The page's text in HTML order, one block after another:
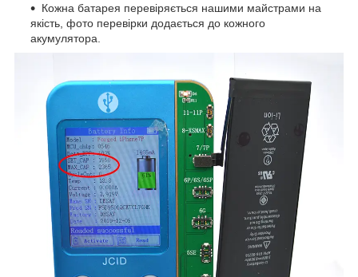
Кожна батарея перевіряється нашими майстрами на
якість, фото перевірки додається до кожного
акумулятора.